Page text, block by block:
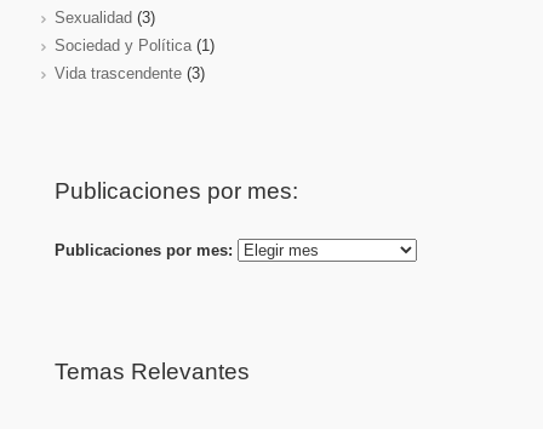
Sexualidad (3)
Sociedad y Política(1)
Vida trascendente (3)
Publicaciones por mes:
Publicaciones por mes:
Temas Relevantes